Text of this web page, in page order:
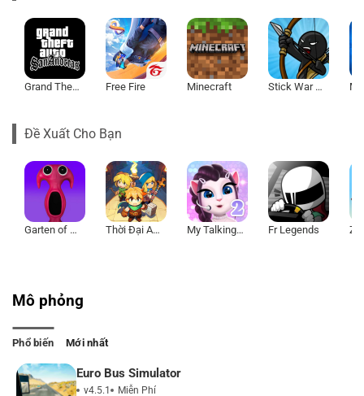
Grand Theft Auto: San Andreas Free Fire Minecraft Stick War Legacy
Đề Xuất Cho Bạn
Garten of Banban 7 Thời Đại Anh Hùng My Talking Angela 2 Fr Legends
Mô phỏng
Phổ biến Mới nhất
Euro Bus Simulator
v4.5.1 Miễn Phí